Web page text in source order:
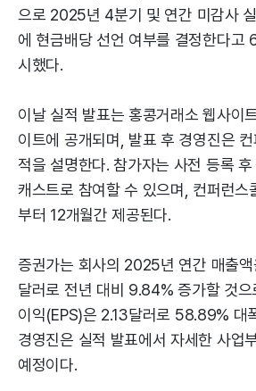
으로 2025년 4분기 및 연간 미감사
에 현금배당 선언 여부를 결정한다고
시했다.
이날 실적 발표는 홍콩거래소 웹사이
이트에 공개되며, 발표 후 경영진은
적을 설명한다. 참가자는 사전 등록
캐스트로 참여할 수 있으며, 컨퍼런스
부터 12개월간 제공된다.
증권가는 회사의 2025년 연간 매출
달러로 전년 대비 9.84% 증가할 것으
이익(EPS)은 2.13달러로 58.89% 대
경영진은 실적 발표에서 자세한 사업
예정이다.